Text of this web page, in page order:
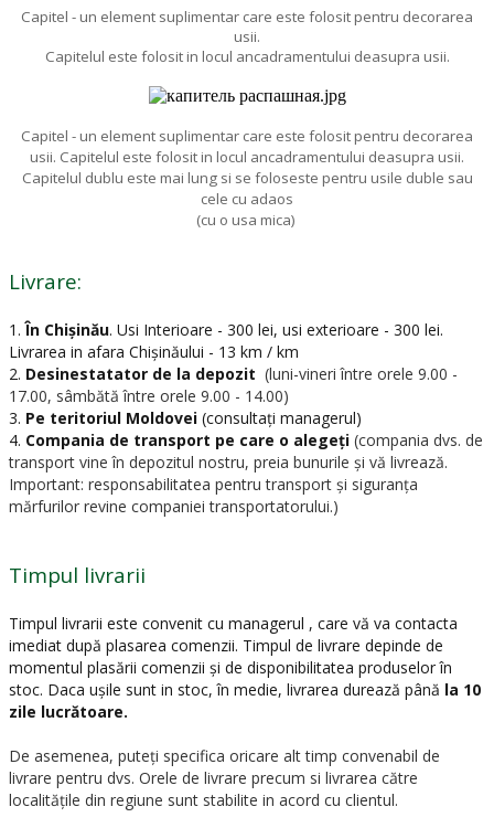
Capitel - un element suplimentar care este folosit pentru decorarea
usii.
Capitelul este folosit in locul ancadramentului deasupra usii.
Capitel - un element suplimentar care este folosit pentru decorarea
usii. Capitelul este folosit in locul ancadramentului deasupra usii.
Capitelul dublu este mai lung si se foloseste pentru usile duble sau
cele cu adaos
(cu o usa mica)
Livrare:
1. În Chișinău. Usi Interioare - 300 lei, usi exterioare - 300 lei.
Livrarea in afara Chișinăului - 13 km / km
2. Desinestatator de la depozit (luni-vineri între orele 9.00 -
17.00, sâmbătă între orele 9.00 - 14.00)
3. Pe teritoriul Moldovei (consultați managerul)
4. Compania de transport pe care o alegeți (compania dvs. de
transport vine în depozitul nostru, preia bunurile și vă livrează.
Important: responsabilitatea pentru transport și siguranța
mărfurilor revine companiei transportatorului.)
Timpul livrarii
Timpul livrarii este convenit cu managerul , care vă va contacta
imediat după plasarea comenzii. Timpul de livrare depinde de
momentul plasării comenzii și de disponibilitatea produselor în
stoc. Daca ușile sunt in stoc, în medie, livrarea durează până la 10
zile lucrătoare.
De asemenea, puteți specifica oricare alt timp convenabil de
livrare pentru dvs. Orele de livrare precum si livrarea către
localitățile din regiune sunt stabilite in acord cu clientul.